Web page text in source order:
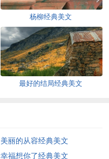
杨柳经典美文
最好的结局经典美文
美丽的从容经典美文
幸福想你了经典美文